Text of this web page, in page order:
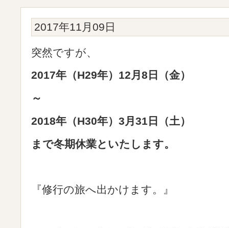
2017年11月09日
突然ですが、
2017年（H29年）12月8日（金）
～
2018年（H30年）3月31日（土）
まで冬期休業といたします。
『修行の旅へ出かけます。』